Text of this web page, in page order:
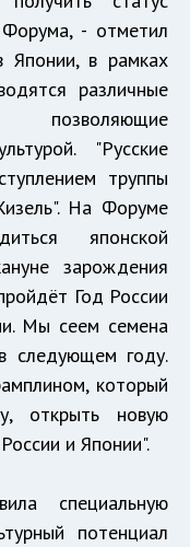
- отметил
в рамках
различные
позволяющие
"Русские
труппы
На Форуме
японской
зарождения
Год России
Мы сеем семена
следующем году.
который
открыть новую
и Японии".
специальную
потенциал